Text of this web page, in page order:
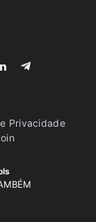
LinkedInTelegram
Privacidade